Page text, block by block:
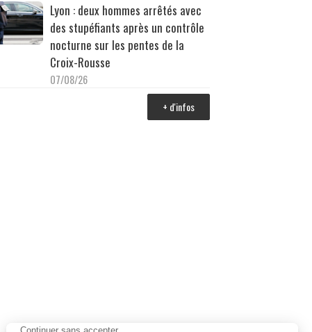
Lyon : deux hommes arrêtés avec
des stupéfiants après un contrôle
nocturne sur les pentes de la
Croix-Rousse
07/08/26
+ d'infos